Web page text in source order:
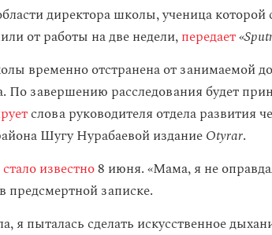
директора школы, ученица
от работы на две недели,передает«
временно отстранена от занимаемой
По завершению расследования будет
слова руководителя отдела развития
Шугу Нурабаевой изданиеOtyrar.
стало известно8 июня. «Мама, я не
предсмертной записке.
я пыталась сделать искусственное